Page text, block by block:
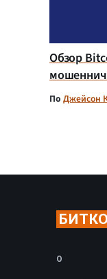
Обзор
По Джейсон
О